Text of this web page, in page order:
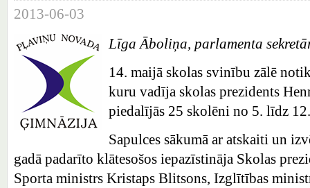
2013-06-03
Līga Āboliņa, parlamenta
14. maijā skolas svinību zālē
kuru vadīja skolas prezidents
piedalījās 25 skolēni no 5. līdz
Sapulces sākumā ar atskaiti un
gadā padarīto klātesošos iepazīstināja Skolas
Sporta ministrs Kristaps Blitsons, Izglītības